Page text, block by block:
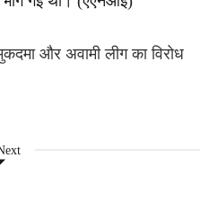
और अवामी लीग का विरोध